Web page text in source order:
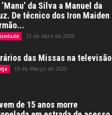
‘Manu’ da Silva a Manuel da
De técnico dos Iron Maiden
12 de Abril de 2020
das Missas na televisão
13 de Março de 2020
de 15 anos morre